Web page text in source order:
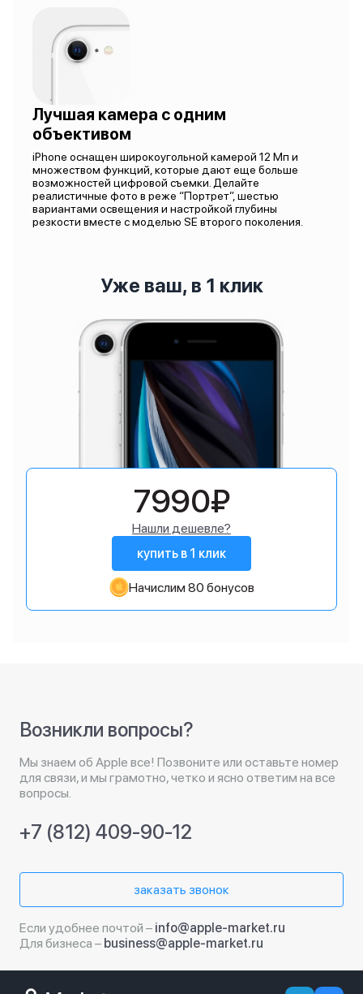
Лучшая камера с одним
объективом
iPhone оснащен широкоугольной камерой 12 Мп и
множеством функций, которые дают еще больше
возможностей цифровой съемки. Делайте
реалистичные фото в реже “Портрет”, шестью
вариантами освещения и настройкой глубины
резкости вместе с моделью SE второго поколения.
Уже ваш, в 1 клик
7990₽
Нашли дешевле?
купить в 1 клик
Начислим 80 бонусов
Возникли вопросы?
Мы знаем об Apple все! Позвоните или оставьте номер
для связи, и мы грамотно, четко и ясно ответим на все
вопросы.
+7 (812) 409-90-12
заказать звонок
Если удобнее почтой – info@apple-market.ru
Для бизнеса – business@apple-market.ru